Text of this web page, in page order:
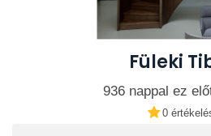
Füleki
936 nappal ez
0